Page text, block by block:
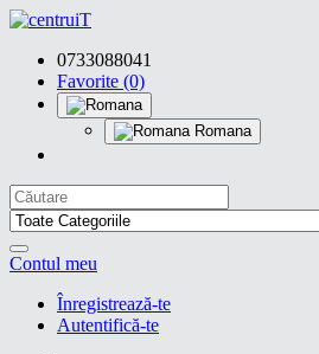
0733088041
Favorite (0)
Romana
Contul meu
Înregistrează-te
Autentifică-te